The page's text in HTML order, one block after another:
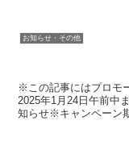
お知らせ・その他
※この記事にはプロモ
2025年1月24日午前中
知らせ※キャンペーン